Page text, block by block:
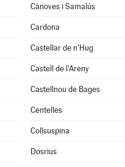
Cànoves i Samalús
Cardona
Castellar de n'Hug
Castell de l'Areny
Castellnou de Bages
Centelles
Collsuspina
Dosrius